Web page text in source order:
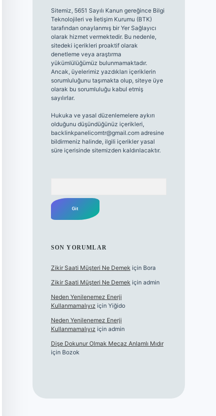
Sitemiz, 5651 Sayılı Kanun gereğince Bilgi
Teknolojileri ve İletişim Kurumu (BTK)
tarafından onaylanmış bir Yer Sağlayıcı
olarak hizmet vermektedir. Bu nedenle,
sitedeki içerikleri proaktif olarak
denetleme veya araştırma
yükümlülüğümüz bulunmamaktadır.
Ancak, üyelerimiz yazdıkları içeriklerin
sorumluluğunu taşımakta olup, siteye üye
olarak bu sorumluluğu kabul etmiş
sayılırlar.
Hukuka ve yasal düzenlemelere aykırı
olduğunu düşündüğünüz içerikleri,
backlinkpanelicomtr@gmail.comadresine
bildirmeniz halinde, ilgili içerikler yasal
süre içerisinde sitemizden kaldırılacaktır.
SON YORUMLAR
Zikir Saati Müşteri Ne Demek için Bora
Zikir Saati Müşteri Ne Demek için admin
Neden Yenilenemez Enerji
Kullanmamalıyız için Yiğido
Neden Yenilenemez Enerji
Kullanmamalıyız için admin
Dişe Dokunur Olmak Mecaz Anlamlı Mıdır
için Bozok